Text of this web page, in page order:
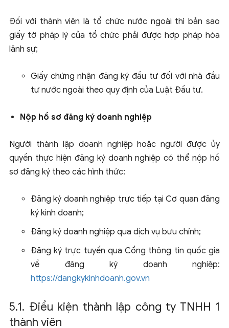
Đối với thành viên là tổ chức nước ngoài thì bản sao
giấy tờ pháp lý của tổ chức phải được hợp pháp hóa
lãnh sự;
Giấy chứng nhận đăng ký đầu tư đối với nhà đầu
tư nước ngoài theo quy định của Luật Đầu tư.
Nộp hồ sơ đăng ký doanh nghiệp
Người thành lập doanh nghiệp hoặc người được ủy
quyền thực hiện đăng ký doanh nghiệp có thể nộp hồ
sơ đăng ký theo các hình thức:
Đăng ký doanh nghiệp trực tiếp tại Cơ quan đăng
ký kinh doanh;
Đăng ký doanh nghiệp qua dịch vụ bưu chính;
Đăng ký trực tuyến qua Cổng thông tin quốc gia
về đăng ký doanh nghiệp:
https://dangkykinhdoanh.gov.vn
5.1. Điều kiện thành lập công ty TNHH 1
thành viên